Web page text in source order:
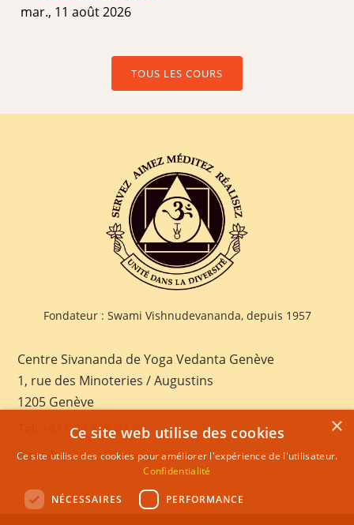
mar., 11 août 2026
TOUS LES COURS
Fondateur : Swami Vishnudevananda, depuis 1957
Centre Sivananda de Yoga Vedanta Genève
1, rue des Minoteries / Augustins
1205 Genève
+41 022 328 03 28
E-mail:geneva@sivananda.net
×
Ce site web utilise des cookies
Ce site utilise des cookies pour améliorer l'expérience de l'utilisateur.
Confidentialité
NÉCESSAIRES PERFORMANCE